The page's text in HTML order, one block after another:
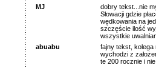
MJ
dobry tekst...nie
Słowacji gdzie
wędkowania na
szczęście ilość
wszystkie
abuabu
fajny tekst, kolega
wychodzi z
te 200 rocznie i